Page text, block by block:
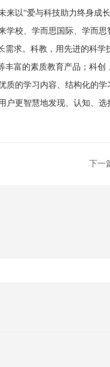
以“爱与科技助力终身成
学校、学而思国际、学而思
需求。科教，用先进的科学
丰富的素质教育产品；科创
质的学习内容、结构化的学
户更智慧地发现、认知、选
下一